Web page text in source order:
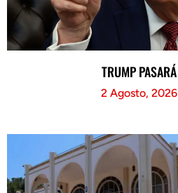
TRUMP PASARÁ
2 Agosto, 2026